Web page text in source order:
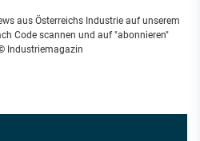
aus Österreichs Industrie auf unserem
Code scannen und auf "abonnieren"
Industriemagazin